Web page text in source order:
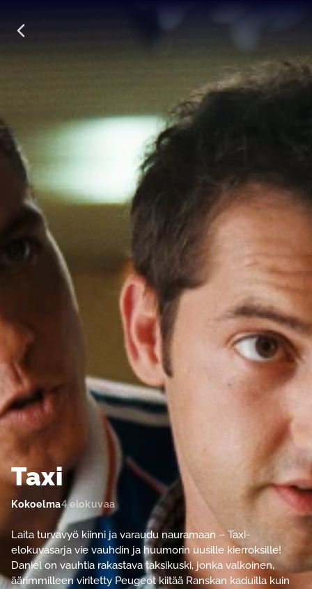
Taxi
Kokoelma4 elokuvaa
Laita turvavyö kiinni ja varaudu nauramaan – Taxi-
elokuvasarja vie vauhdin ja huumorin uusille kierroksille!
Daniel on vauhtia rakastava taksikuski, jonka valkoinen,
äärimmilleen viritetty Peugeot kiitää Ranskan kaduilla kuin